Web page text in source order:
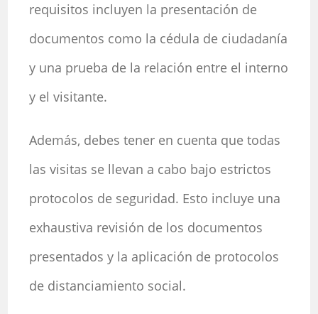
requisitos incluyen la presentación de
documentos como la cédula de ciudadanía
y una prueba de la relación entre el interno
y el visitante.
Además, debes tener en cuenta que todas
las visitas se llevan a cabo bajo estrictos
protocolos de seguridad. Esto incluye una
exhaustiva revisión de los documentos
presentados y la aplicación de protocolos
de distanciamiento social.